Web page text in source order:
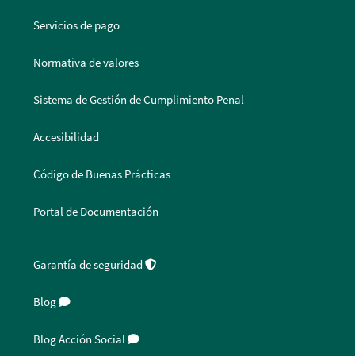
Servicios de pago
Normativa de valores
Sistema de Gestión de Cumplimiento Penal
Accesibilidad
Código de Buenas Prácticas
Portal de Documentación
Garantía de seguridad
Blog
Blog Acción Social